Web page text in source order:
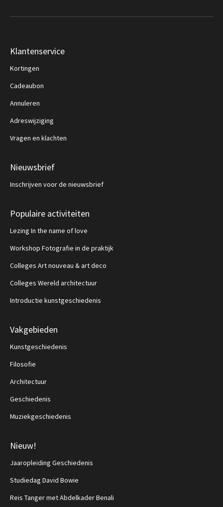
Klantenservice
Kortingen
Cadeaubon
Annuleren
Adreswijziging
Vragen en klachten
Nieuwsbrief
Inschrijven voor de nieuwsbrief
Populaire activiteiten
Lezing In the name of love
Workshop Fotografie in de praktijk
Colleges Art nouveau & art deco
Colleges Wereld architectuur
Introductie kunstgeschiedenis
Vakgebieden
Kunstgeschiedenis
Filosofie
Architectuur
Geschiedenis
Muziekgeschiedenis
Nieuw!
Jaaropleiding Geschiedenis
Studiedag David Bowie
Reis Tanger met Abdelkader Benali